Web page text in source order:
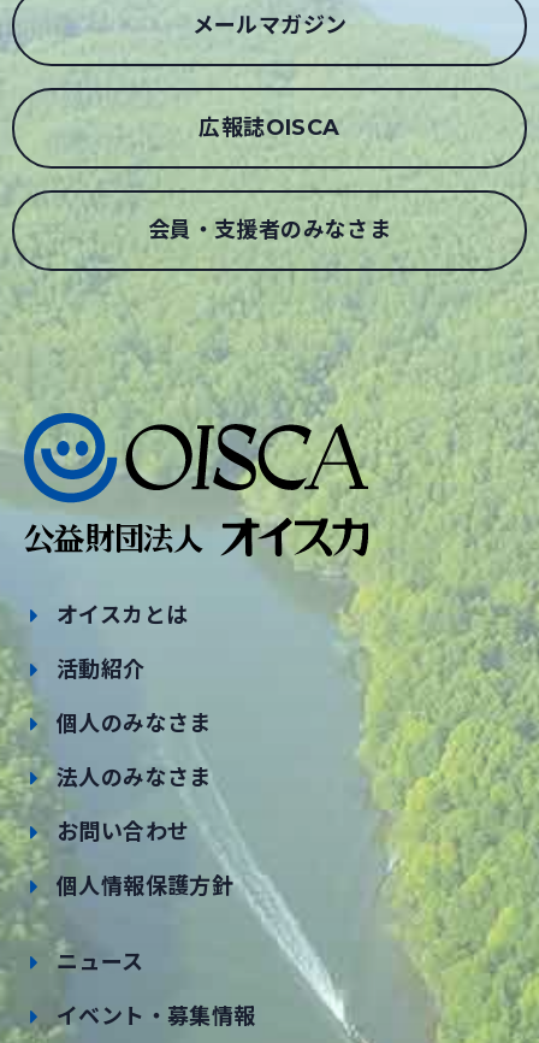
メールマガジン
広報誌OISCA
会員・支援者のみなさま
オイスカとは
活動紹介
個人のみなさま
法人のみなさま
お問い合わせ
個人情報保護方針
ニュース
イベント・募集情報